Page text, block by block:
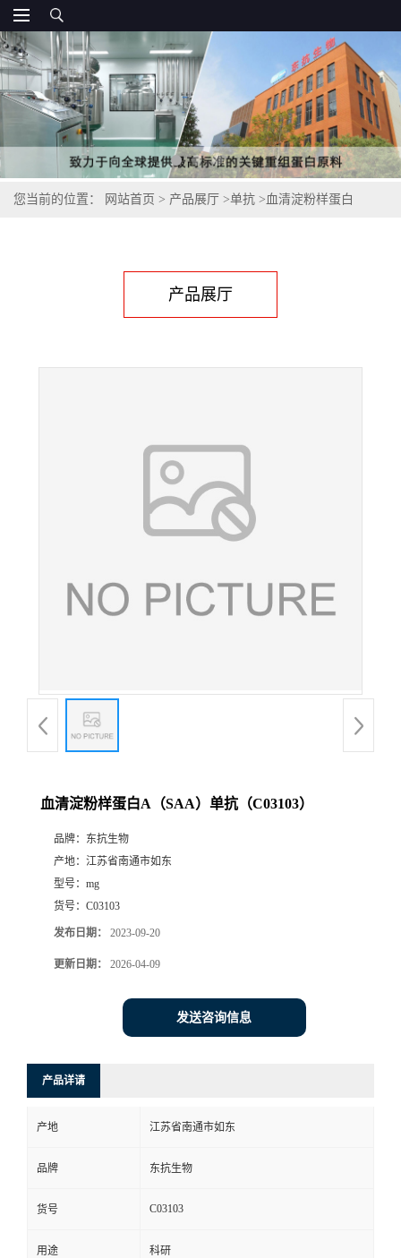
您当前的位置： 网站首页 > 产品展厅 >单抗 > 血清淀粉样蛋白
产品展厅
血清淀粉样蛋白A（SAA）单抗（C03103）
品牌： 东抗生物
产地： 江苏省南通市如东
型号： mg
货号： C03103
发布日期： 2023-09-20
更新日期： 2026-04-09
发送咨询信息
产品详请
产地 江苏省南通市如东
品牌 东抗生物
货号 C03103
用途 科研